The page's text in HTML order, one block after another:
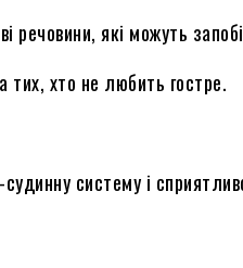
які можуть
хто не любить гостре.
систему і